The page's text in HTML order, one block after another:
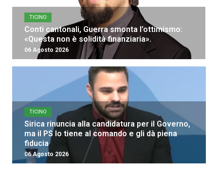
TICINO
Conti cantonali, Guerra smonta l’ottimismo:
«Questa non è solidità finanziaria».
06 Agosto 2026
TICINO
Sirica rinuncia alla candidatura per il Governo,
ma il PS lo tiene al comando e gli dà piena
fiducia
06 Agosto 2026